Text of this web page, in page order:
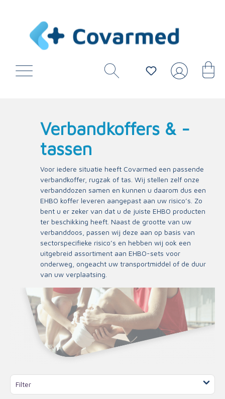
Verbandkoffers & -
tassen
Voor iedere situatie heeft Covarmed een passende
verbandkoffer, rugzak of tas. Wij stellen zelf onze
verbanddozen samen en kunnen u daarom dus een
EHBO koffer leveren aangepast aan uw risico’s. Zo
bent u er zeker van dat u de juiste EHBO producten
ter beschikking heeft. Naast de grootte van uw
verbanddoos, passen wij deze aan op basis van
sectorspecifieke risico’s en hebben wij ook een
uitgebreid assortiment aan EHBO-sets voor
onderweg, ongeacht uw transportmiddel of de duur
van uw verplaatsing.
Filter